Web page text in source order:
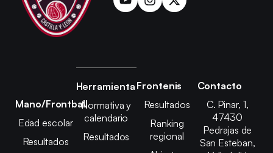
Mano/Frontball
Edad escolar
Resultados
Herramienta
Normativa y
calendario
Resultados
Frontenis
Resultados
Ranking
regional
Contacto
C. Pinar, 1,
47430
Pedrajas de
San Esteban,